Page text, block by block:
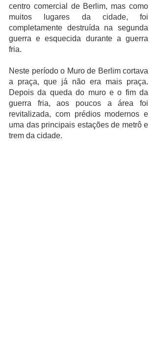
centro comercial de Berlim, mas como
muitos lugares da cidade, foi
completamente destruída na segunda
guerra e esquecida durante a guerra
fria.
Neste período o Muro de Berlim cortava
a praça, que já não era mais praça.
Depois da queda do muro e o fim da
guerra fria, aos poucos a área foi
revitalizada, com prédios modernos e
uma das principais estações de metrô e
trem da cidade.